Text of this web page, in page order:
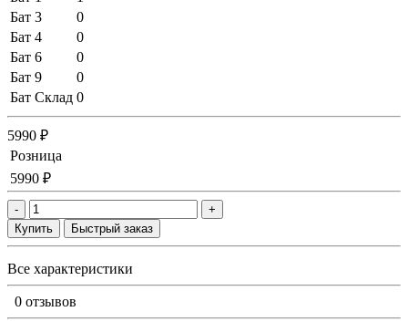
Бат 3
0
Бат 4
0
Бат 6
0
Бат 9
0
Бат Склад 0
5990 ₽
Розница
5990 ₽
-
+
Купить
Быстрый заказ
Все характеристики
0 отзывов